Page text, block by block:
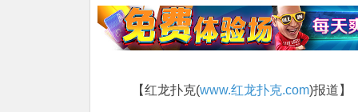
【红龙扑克(www.红龙扑克.com)报道】